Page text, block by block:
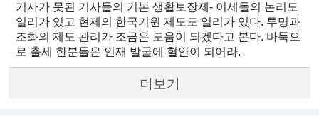
기사가 못된 기사들의 기본 생활보장제- 이세돌의 논리도
일리가 있고 현제의 한국기원 제도도 일리가 있다. 투명과
조화의 제도 관리가 조금은 도움이 되겠다고 본다. 바둑으
로 출세 한분들은 인재 발굴에 혈안이 되어라.
더보기